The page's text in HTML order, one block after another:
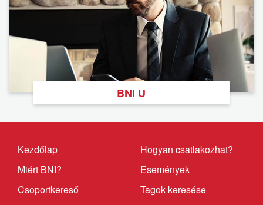
BNI U
Kezdőlap
Miért BNI?
Csoportkereső
Hogyan csatlakozhat?
Események
Tagok keresése